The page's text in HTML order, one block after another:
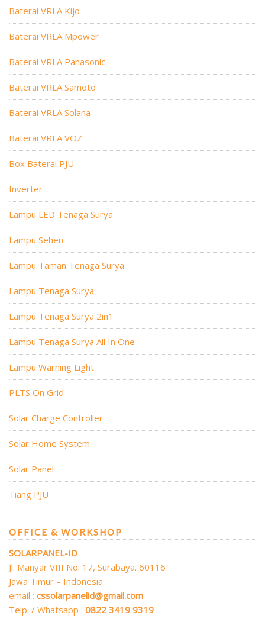
Baterai VRLA Kijo
Baterai VRLA Mpower
Baterai VRLA Panasonic
Baterai VRLA Samoto
Baterai VRLA Solana
Baterai VRLA VOZ
Box Baterai PJU
Inverter
Lampu LED Tenaga Surya
Lampu Sehen
Lampu Taman Tenaga Surya
Lampu Tenaga Surya
Lampu Tenaga Surya 2in1
Lampu Tenaga Surya All In One
Lampu Warning Light
PLTS On Grid
Solar Charge Controller
Solar Home System
Solar Panel
Tiang PJU
OFFICE & WORKSHOP
SOLARPANEL-ID
Jl. Manyar VIII No. 17, Surabaya. 60116
Jawa Timur – Indonesia
email : cssolarpanelid@gmail.com
Telp. / Whatsapp : 0822 3419 9319